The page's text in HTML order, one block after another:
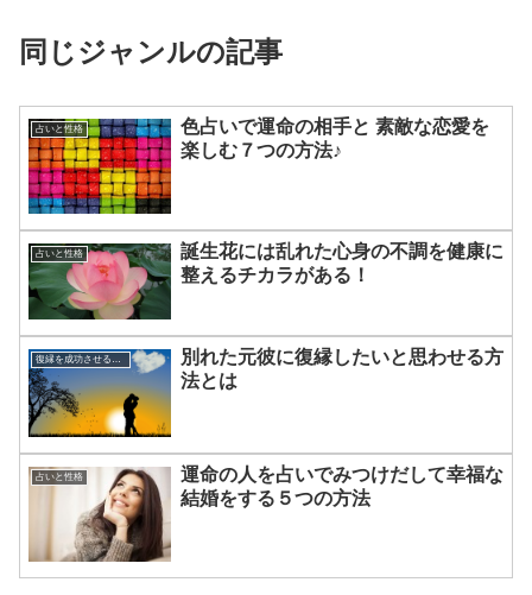
同じジャンルの記事
占いと性格
色占いで運命の相手と 素敵な恋愛を
楽しむ７つの方法♪
占いと性格
誕生花には乱れた心身の不調を健康に
整えるチカラがある！
復縁を成功させる方法
別れた元彼に復縁したいと思わせる方
法とは
占いと性格
運命の人を占いでみつけだして幸福な
結婚をする５つの方法